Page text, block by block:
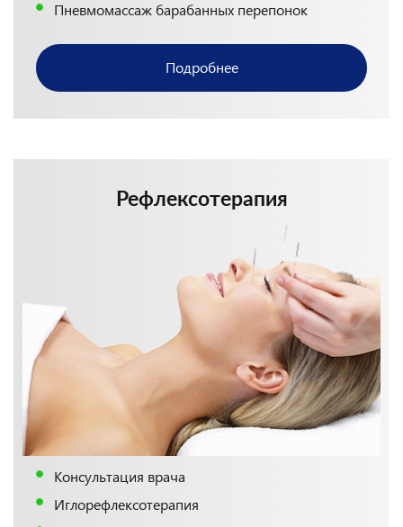
Лечение на аппарате "Тонзилор"
Подробнее
Рефлексотерапия
Консультация врача